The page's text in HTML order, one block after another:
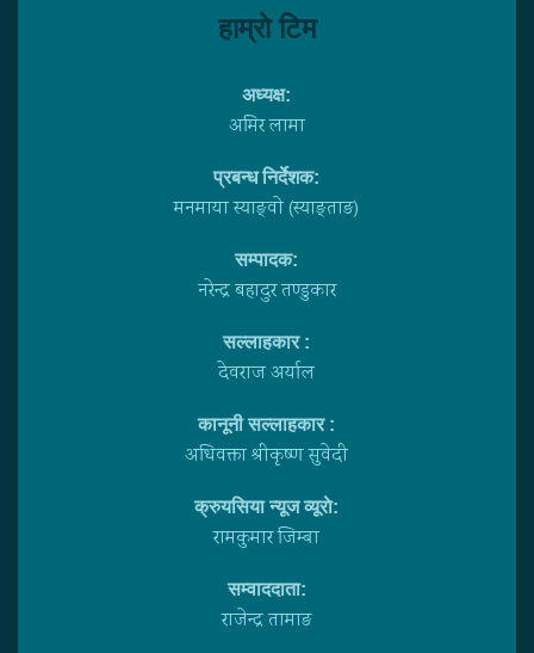
हाम्राे टिम
अध्यक्ष:
अमिर लामा
प्रबन्ध निर्देशक:
मनमाया स्याङ्वाे (स्याङ्ताङ)
सम्पादक:
नरेन्द्र बहादुर तण्डुकार
सल्लाहकार :
देवराज अर्याल
कानूनी सल्लाहकार :
अधिवक्ता श्रीकृष्ण सुवेदी
क्रुयसिया न्यूज व्यूराे:
रामकुमार जिम्बा
सम्वाददाता:
राजेन्द्र तामाङ